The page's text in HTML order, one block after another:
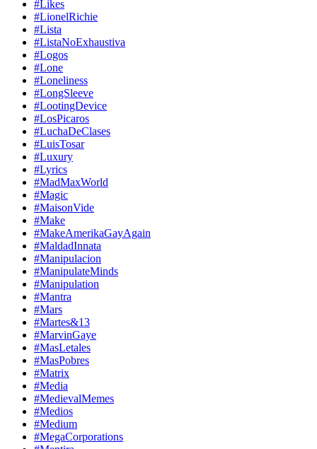
#Likes
#LionelRichie
#Lista
#ListaNoExhaustiva
#Logos
#Lone
#Loneliness
#LongSleeve
#LootingDevice
#LosPicaros
#LuchaDeClases
#LuisTosar
#Luxury
#Lyrics
#MadMaxWorld
#Magic
#MaisonVide
#Make
#MakeAmerikaGayAgain
#MaldadInnata
#Manipulacion
#ManipulateMinds
#Manipulation
#Mantra
#Mars
#Martes&13
#MarvinGaye
#MasLetales
#MasPobres
#Matrix
#Media
#MedievalMemes
#Medios
#Medium
#MegaCorporations